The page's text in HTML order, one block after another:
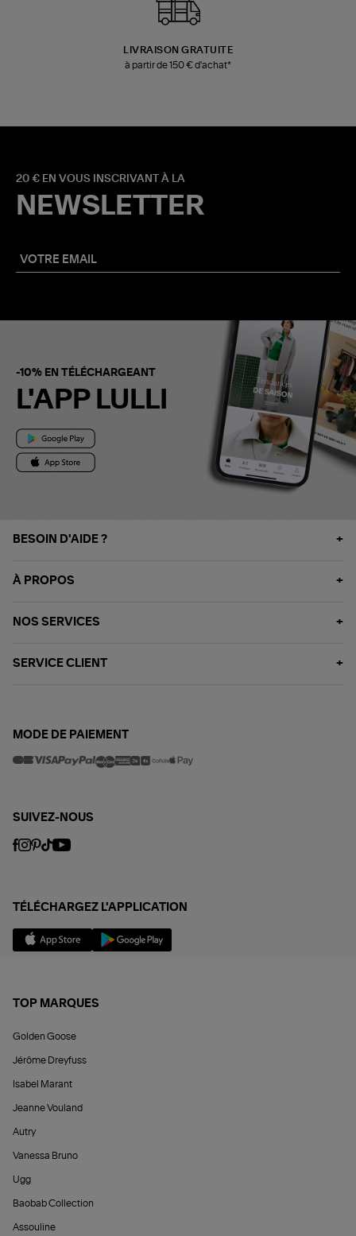
LIVRAISON GRATUITE
à partir de 150 € d'achat*
20 € EN VOUS INSCRIVANT À LA
NEWSLETTER
-10% EN TÉLÉCHARGEANT
L'APP LULLI
BESOIN D'AIDE ?
À PROPOS
NOS SERVICES
SERVICE CLIENT
MODE DE PAIEMENT
SUIVEZ-NOUS
TÉLÉCHARGEZ L'APPLICATION
TOP MARQUES
Golden Goose
Jérôme Dreyfuss
Isabel Marant
Jeanne Vouland
Autry
Vanessa Bruno
Ugg
Baobab Collection
Assouline